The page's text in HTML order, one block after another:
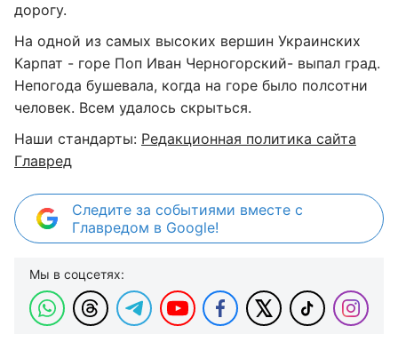
дорогу.
На одной из самых высоких вершин Украинских
Карпат - горе Поп Иван Черногорский- выпал град.
Непогода бушевала, когда на горе было полсотни
человек. Всем удалось скрыться.
Наши стандарты: Редакционная политика сайта
Главред
Следите за событиями вместе с
Главредом в Google!
Мы в соцсетях: